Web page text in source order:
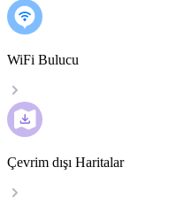
WiFi Bulucu
Çevrim dışı Haritalar